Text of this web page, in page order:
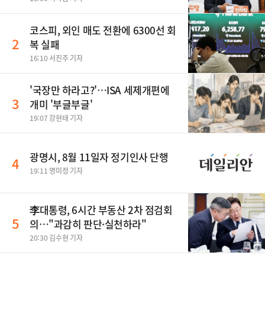
2
코스피, 외인 매도 전환에 6300선 회
복 실패
16:10 서진주 기자
3
'국장만 하라고?'…ISA 세제개편에
개미 '부글부글'
19:07 강현태 기자
4 광명시, 8월 11일자 정기인사 단행
19:11 명미정 기자
5
李대통령, 6시간 부동산 2차 점검회
의…"과감히 판단·실천하라"
20:30 김수현 기자